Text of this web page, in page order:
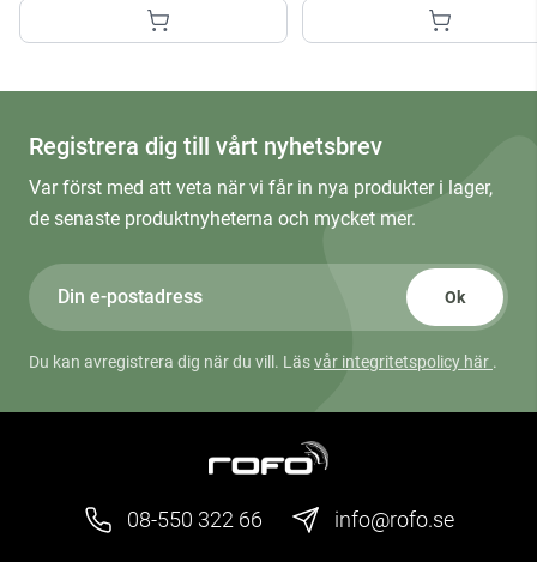
Registrera dig till vårt nyhetsbrev
Var först med att veta när vi får in nya produkter i lager,
de senaste produktnyheterna och mycket mer.
Ok
Du kan avregistrera dig när du vill. Läsvår integritetspolicy här .
08-550 322 66 info@rofo.se